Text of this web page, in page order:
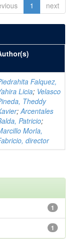
1 next
Falquez,
Licia; Velasco
Theddy
;Arcentales
Patricio;
Morla,
director
1
1